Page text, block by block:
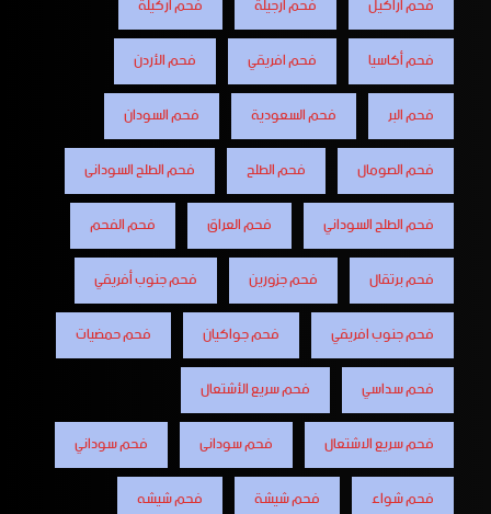
فحم أكاسيا
فحم افريقي
فحم الأردن
فحم البر
فحم السعودية
فحم السودان
فحم الصومال
فحم الطلح
فحم الطلح السودانى
فحم الطلح السوداني
فحم العراق
فحم الفحم
فحم برتقال
فحم جزورين
فحم جنوب أفريقي
فحم جنوب افريقي
فحم جواكيان
فحم حمضيات
فحم سداسي
فحم سريع الأشتعال
فحم سريع الاشتعال
فحم سودانى
فحم سوداني
فحم شواء
فحم شيشة
فحم شيشه